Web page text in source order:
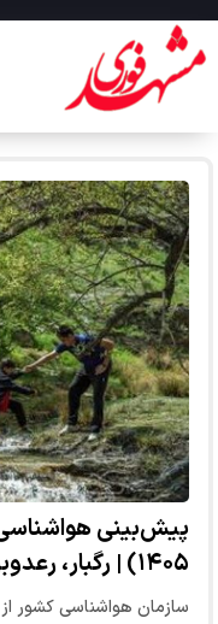
۱۴۰۵) | رگبار، رعدوبرق و وزش باد در شمال کشور
سازمان هواشناسی کشور